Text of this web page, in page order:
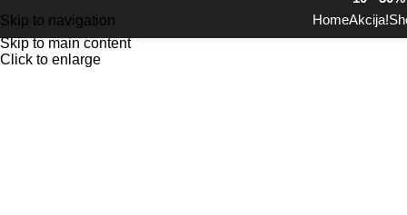
Skip to navigation
Skip to main content
HomeAkcija!
Click to enlarge